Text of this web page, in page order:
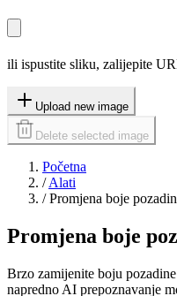
ili ispustite sliku, zalijepite
Upload new image
Delete selected image
Početna
/ Alati
/ Promjena boje
Promjena boje
Brzo zamijenite boju
napredno AI prepoznavanje